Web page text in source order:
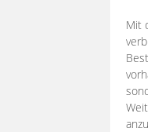
Mit